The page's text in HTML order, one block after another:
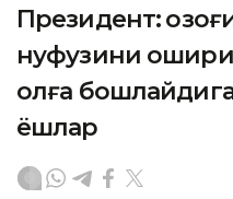
Президент:
нуфузини
олға
ёшлар